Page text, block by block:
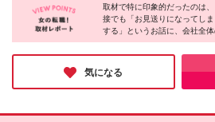
ームワークを大切にして
く当社関連勤務地
取材で特に印象的だったのは
接でも「お見送りになってし
する」というお話に、会社全
した。幼稚園の先生から転身
全員でフォローし合う体制が
き」「一生モノのスキルを身
方に、ぜひ自信を持っておす
気になる